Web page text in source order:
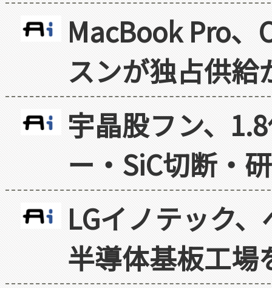
MacBook Pro
スンが独占供給
宇晶股フン、
ー・SiC切断・
LGイノテック
半導体基板工場